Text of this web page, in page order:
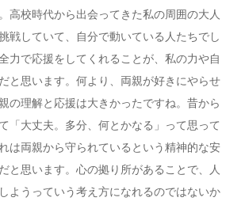
高校時代から出会ってきた私の周囲の大人
戦していて、自分で動いている人たちでし
力で応援をしてくれることが、私の力や自
と思います。何より、両親が好きにやらせ
の理解と応援は大きかったですね。昔から
「大丈夫。多分、何とかなる」って思って
は両親から守られているという精神的な安
と思います。心の拠り所があることで、人
ようっていう考え方になれるのではないか